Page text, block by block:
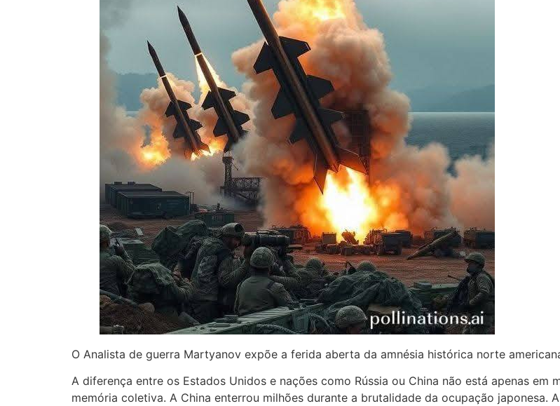
O Analista de guerra Martyanov expõe a ferida aberta da amnésia histórica norte
A diferença entre os Estados Unidos e nações como Rússia ou China não está apenas em
memória coletiva. A China enterrou milhões durante a brutalidade da ocupação japonesa.